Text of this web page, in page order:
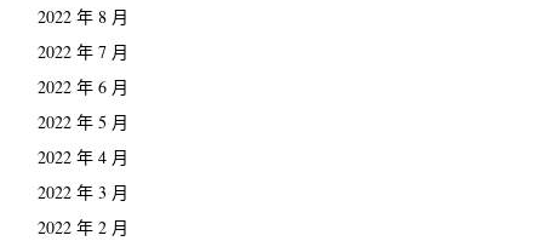
2022 年 8 月
2022 年 7 月
2022 年 6 月
2022 年 5 月
2022 年 4 月
2022 年 3 月
2022 年 2 月